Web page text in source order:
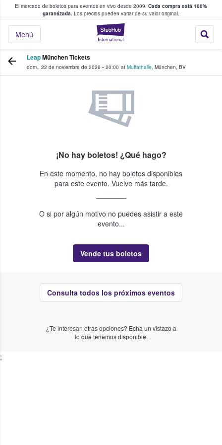
El mercado de boletos para eventos en vivo desde 2009. Cada compra está 100%
garantizada. Los precios pueden variar de su valor original.
StubHub: donde
Menú
fans compran y venden boletos
LeapMünchen Tickets
dom., 22 de noviembre de 2026 • 20:00 at Muffathalle, München, BV
¡No hay boletos! ¿Qué hago?
En este momento, no hay boletos disponibles
para este evento. Vuelve más tarde.
O si por algún motivo no puedes asistir a este
evento...
Vende tus boletos
Consulta todos los próximos eventos
¿Te interesan otras opciones? Echa un vistazo a
lo que tenemos disponible.
;